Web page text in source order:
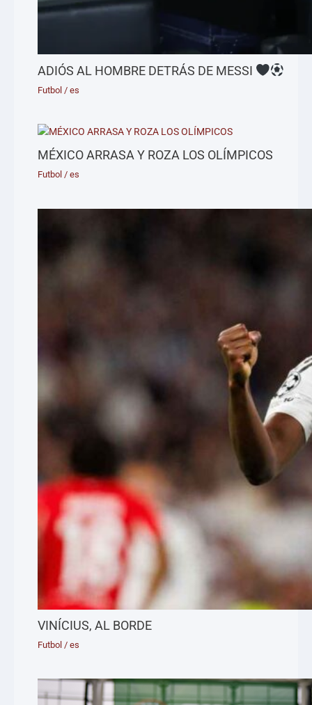
ADIÓS AL HOMBRE DETRÁS DE MESSI
Futbol /es
MÉXICO ARRASA Y ROZA LOS OLÍMPICOS
Futbol /es
VINÍCIUS, AL BORDE
Futbol /es